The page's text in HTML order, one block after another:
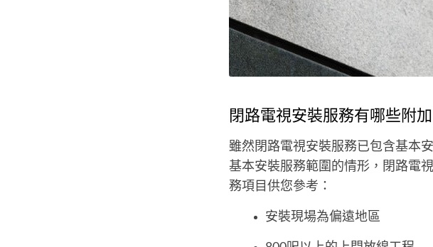
閉路電視安裝服務有哪些附
雖然閉路電視安裝服務已包含基本
基本安裝服務範圍的情形，閉路電
務項目供您參考：
安裝現場為偏遠地區